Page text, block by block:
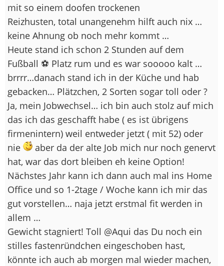
mit so einem doofen trockenen
Reizhusten, total unangenehm hilft auch nix …
keine Ahnung ob noch mehr kommt …
Heute stand ich schon 2 Stunden auf dem
Fußball ⚽️ Platz rum und es war sooooo kalt …
brrrr…danach stand ich in der Küche und hab
gebacken… Plätzchen, 2 Sorten sogar toll oder ?
Ja, mein Jobwechsel… ich bin auch stolz auf mich
das ich das geschafft habe ( es ist übrigens
firmenintern) weil entweder jetzt ( mit 52) oder
nie
aber da der alte Job mich nur noch genervt
hat, war das dort bleiben eh keine Option!
Nächstes Jahr kann ich dann auch mal ins Home
Office und so 1-2tage / Woche kann ich mir das
gut vorstellen… naja jetzt erstmal fit werden in
allem …
Gewicht stagniert! Toll @Aqui das Du noch ein
stilles fastenründchen eingeschoben hast,
könnte ich auch ab morgen mal wieder machen,